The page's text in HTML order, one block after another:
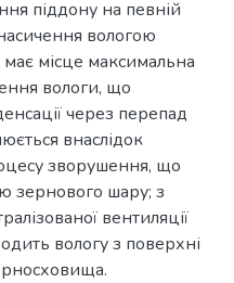
піддону на певній
вологою
місце максимальна
вологи, що
через перепад
внаслідок
зворушення, що
зернового шару; з
вентиляції
вологу з поверхні